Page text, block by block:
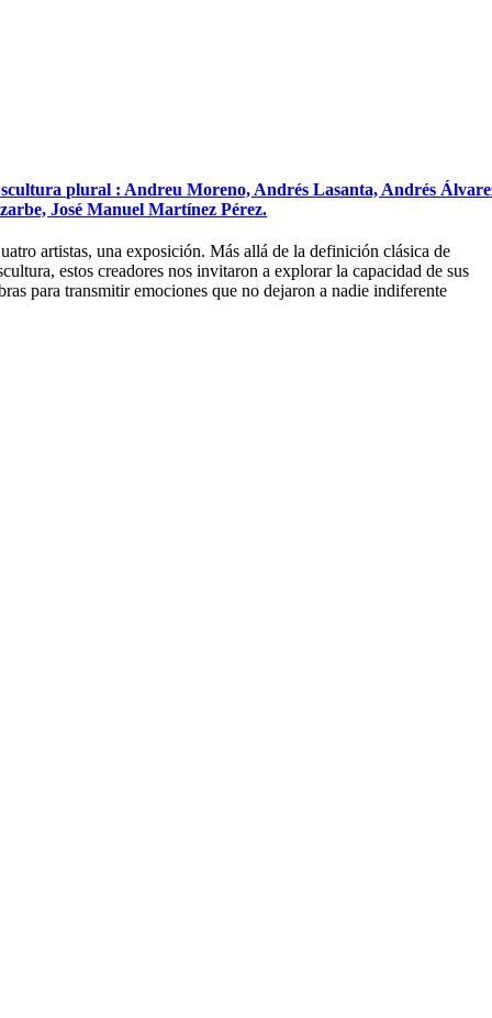
plural : Andreu Moreno, Andrés Lasanta, Andrés
José Manuel Martínez Pérez.
artistas, una exposición. Más allá de la definición clásica de
estos creadores nos invitaron a explorar la capacidad de sus
para transmitir emociones que no dejaron a nadie indiferente